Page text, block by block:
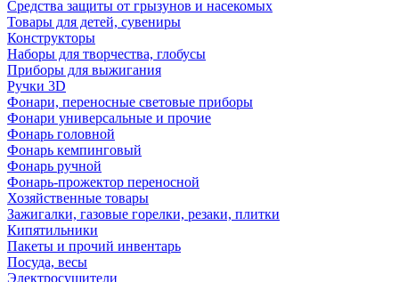
Средства защиты от грызунов и насекомых
Товары для детей, сувениры
Конструкторы
Наборы для творчества, глобусы
Приборы для выжигания
Ручки 3D
Фонари, переносные световые приборы
Фонари универсальные и прочие
Фонарь головной
Фонарь кемпинговый
Фонарь ручной
Фонарь-прожектор переносной
Хозяйственные товары
Зажигалки, газовые горелки, резаки, плитки
Кипятильники
Пакеты и прочий инвентарь
Посуда, весы
Электросушители